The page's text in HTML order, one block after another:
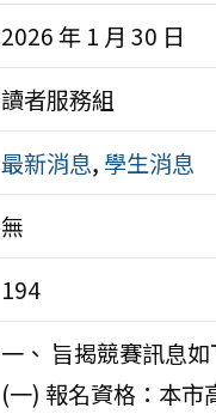
2026 年 1 月 30 日
讀者服務組
最新消息, 學生消息
無
194
一、 旨揭競賽訊息如
(一) 報名資格：本